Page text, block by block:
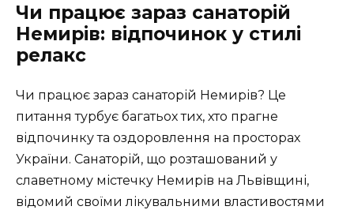
Чи працює зараз санаторій
Немирів: відпочинок у стилі
релакс
Чи працює зараз санаторій Немирів? Це
питання турбує багатьох тих, хто прагне
відпочинку та оздоровлення на просторах
України. Санаторій, що розташований у
славетному містечку Немирів на Львівщині,
відомий своїми лікувальними властивостями